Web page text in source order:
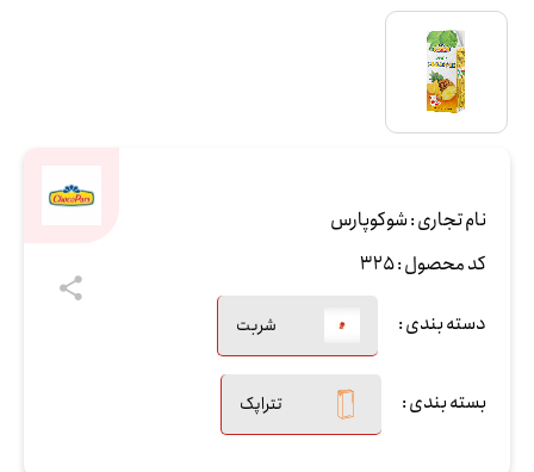
نام تجاری :شوکوپارس
کد محصول :325
دسته بندی : شربت
بسته بندی : تتراپک